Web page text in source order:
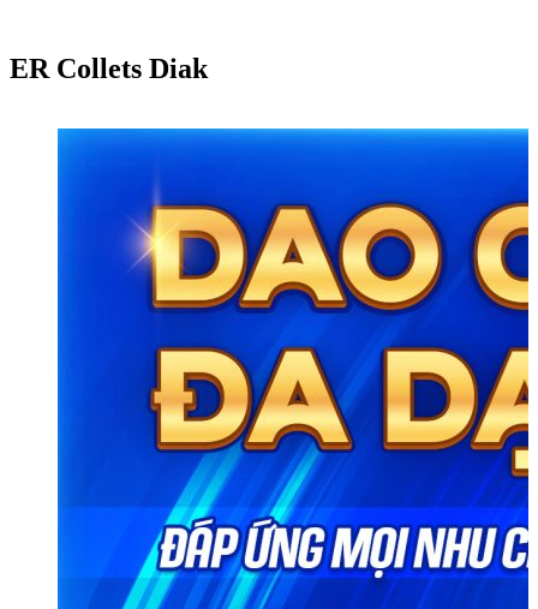
ER Collets Diak